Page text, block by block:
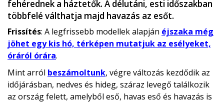
fehérednek a háztetők. A délutáni, esti időszakban
többfelé válthatja majd havazás az esőt.
Frissítés: A legfrissebb modellek alapján éjszaka még
jöhet egy kis hó, térképen mutatjuk az esélyeket,
óráról órára.
Mint arról beszámoltunk, végre változás kezdődik az
időjárásban, nedves és hideg, száraz levegő találkozik
az ország felett, amelyből eső, havas eső és havazás is